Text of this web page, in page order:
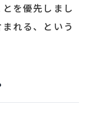
を優先しまし
れる、という